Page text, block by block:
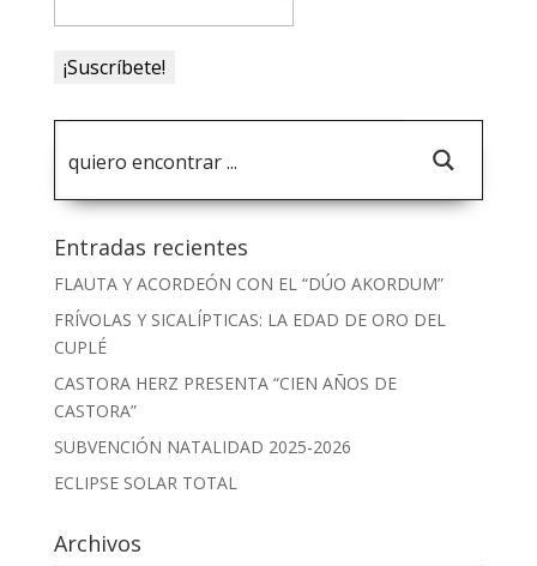
Entradas recientes
FLAUTA Y ACORDEÓN CON EL “DÚO AKORDUM”
FRÍVOLAS Y SICALÍPTICAS: LA EDAD DE ORO DEL
CUPLÉ
CASTORA HERZ PRESENTA “CIEN AÑOS DE
CASTORA”
SUBVENCIÓN NATALIDAD 2025-2026
ECLIPSE SOLAR TOTAL
Archivos